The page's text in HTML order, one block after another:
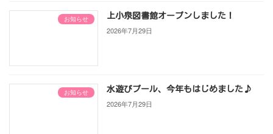
お知らせ 上小泉図書館オープンしました！
2026年7月29日
お知らせ 水遊びプール、今年もはじめました♪
2026年7月29日